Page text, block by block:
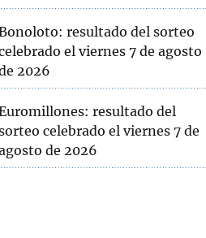
resultado del sorteo
el viernes 7 de agosto
2026
resultado del
celebrado el viernes 7 de
de 2026